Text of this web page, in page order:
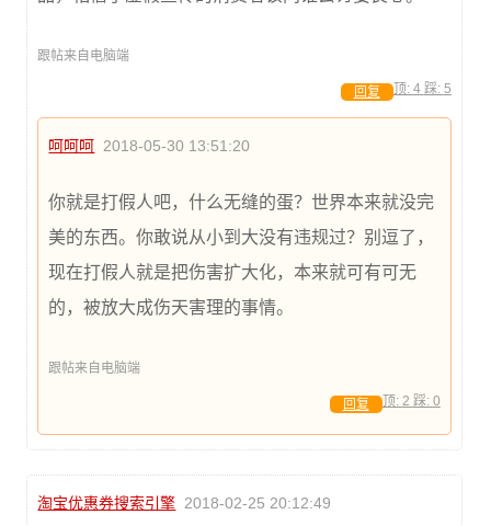
跟帖来自电脑端
顶: 4 踩: 5
回复
呵呵呵 2018-05-30 13:51:20
你就是打假人吧，什么无缝的蛋？世界本来就没完
美的东西。你敢说从小到大没有违规过？别逗了，
现在打假人就是把伤害扩大化，本来就可有可无
的，被放大成伤天害理的事情。
跟帖来自电脑端
顶: 2 踩: 0
回复
淘宝优惠券搜索引擎 2018-02-25 20:12:49